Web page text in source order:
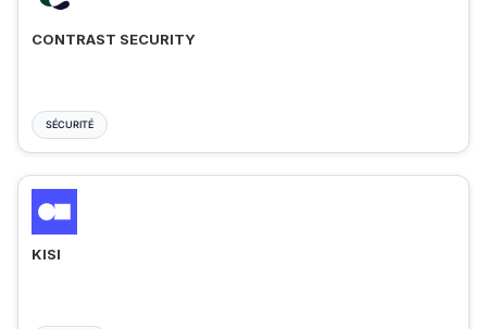
CONTRAST SECURITY
SÉCURITÉ
KISI